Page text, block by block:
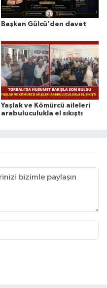
Başkan Gülcü'den davet
Yaşlak ve Kömürcü aileleri
arabuluculukla el sıkıştı